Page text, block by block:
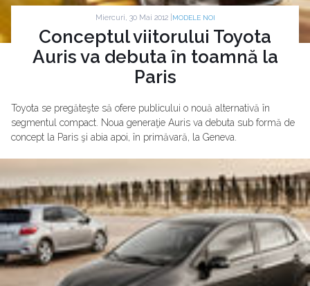
Miercuri, 30 Mai 2012 | MODELE NOI
Conceptul viitorului Toyota
Auris va debuta în toamnă la
Paris
Toyota se pregăteşte să ofere publicului o nouă alternativă în
segmentul compact. Noua generaţie Auris va debuta sub formă de
concept la Paris şi abia apoi, în primăvară, la Geneva.